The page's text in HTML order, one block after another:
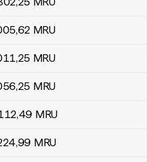
,62 MRU
,25 MRU
,25 MRU
,49 MRU
,99 MRU